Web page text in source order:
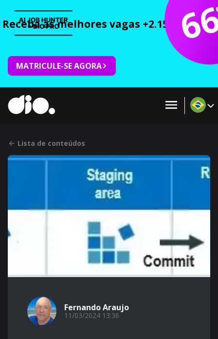
Receba as melhores vagas +2.150 cursos
MATRICULE-SE AGORA
Lista de conteúdos
Fernando Araujo
11/03/2024 13:36